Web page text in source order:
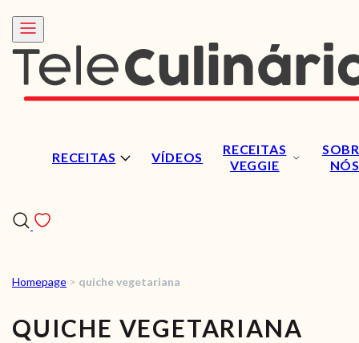
RECEITAS VÍDEOS
RECEITAS
VEGGIE
NÓS
RECEITAS
VÍDEOS
Homepage > quiche vegetariana
QUICHE VEGETARIANA